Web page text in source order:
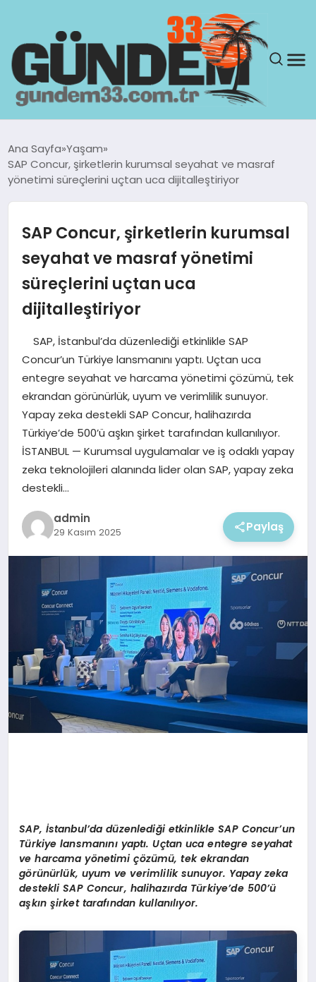
GÜNDEM
TEKNOLOJI
EKONOMI
MAGAZIN
Ana Sayfa Yaşam
SAP Concur, şirketlerin kurumsal seyahat ve masraf
yönetimi süreçlerini uçtan uca dijitalleştiriyor
SAP Concur, şirketlerin kurumsal
seyahat ve masraf yönetimi
süreçlerini uçtan uca
dijitalleştiriyor
SAP, İstanbul’da düzenlediği etkinlikle SAP
Concur’un Türkiye lansmanını yaptı. Uçtan uca
entegre seyahat ve harcama yönetimi çözümü, tek
ekrandan görünürlük, uyum ve verimlilik sunuyor.
Yapay zeka destekli SAP Concur, halihazırda
Türkiye’de 500’ü aşkın şirket tarafından kullanılıyor.
İSTANBUL — Kurumsal uygulamalar ve iş odaklı yapay
zeka teknolojileri alanında lider olan SAP, yapay zeka
destekli…
admin
29 Kasım 2025 Paylaş
SAP, İstanbul’da düzenlediği etkinlikle SAP Concur’un
Türkiye lansmanını yaptı. Uçtan uca entegre seyahat
ve harcama yönetimi çözümü, tek ekrandan
görünürlük, uyum ve verimlilik sunuyor. Yapay zeka
destekli SAP Concur, halihazırda Türkiye’de 500’ü
aşkın şirket tarafından kullanılıyor.